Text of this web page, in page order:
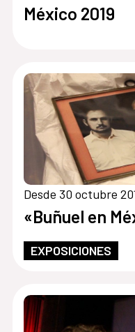
México 2019
Desde 30 octubre
«Buñuel en
EXPOSICIONES